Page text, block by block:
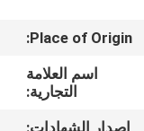
الفيديو
معلومات
عنا
Place of Origin:
اسم العلامة
التجارية: